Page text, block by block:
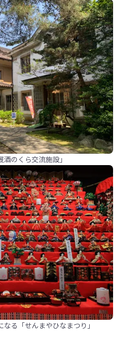
のくら交流施設」
る「せんまやひなまつり」